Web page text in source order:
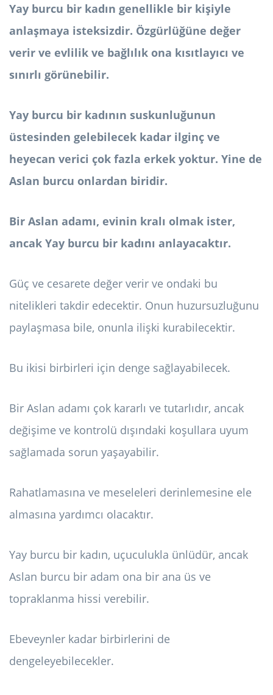
Yay burcu bir kadın genellikle bir kişiyle
anlaşmaya isteksizdir. Özgürlüğüne değer
verir ve evlilik ve bağlılık ona kısıtlayıcı ve
sınırlı görünebilir.
Yay burcu bir kadının suskunluğunun
üstesinden gelebilecek kadar ilginç ve
heyecan verici çok fazla erkek yoktur. Yine de
Aslan burcu onlardan biridir.
Bir Aslan adamı, evinin kralı olmak ister,
ancak Yay burcu bir kadını anlayacaktır.
Güç ve cesarete değer verir ve ondaki bu
nitelikleri takdir edecektir. Onun huzursuzluğunu
paylaşmasa bile, onunla ilişki kurabilecektir.
Bu ikisi birbirleri için denge sağlayabilecek.
Bir Aslan adamı çok kararlı ve tutarlıdır, ancak
değişime ve kontrolü dışındaki koşullara uyum
sağlamada sorun yaşayabilir.
Rahatlamasına ve meseleleri derinlemesine ele
almasına yardımcı olacaktır.
Yay burcu bir kadın, uçuculukla ünlüdür, ancak
Aslan burcu bir adam ona bir ana üs ve
topraklanma hissi verebilir.
Ebeveynler kadar birbirlerini de
dengeleyebilecekler.